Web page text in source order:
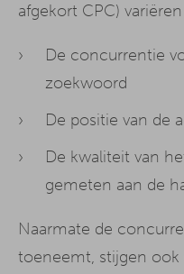
afgekort CPC)
De concurrentie
zoekwoord
De positie van de
De kwaliteit van
gemeten aan de
Naarmate de
toeneemt, stijgen ook